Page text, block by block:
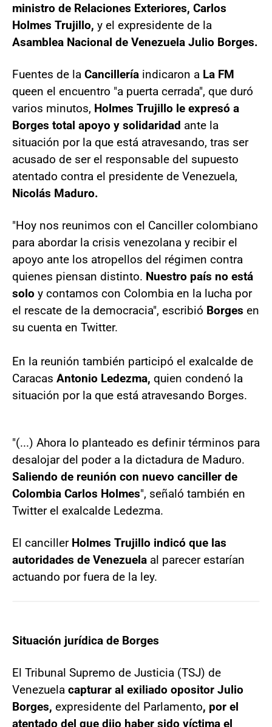
ministro de Relaciones Exteriores, Carlos
Holmes Trujillo, y el expresidente de la
Asamblea Nacional de Venezuela Julio Borges.
Fuentes de la Cancillería indicaron a La FM
queen el encuentro "a puerta cerrada", que duró
varios minutos, Holmes Trujillo le expresó a
Borges total apoyo y solidaridad ante la
situación por la que está atravesando, tras ser
acusado de ser el responsable del supuesto
atentado contra el presidente de Venezuela,
Nicolás Maduro.
"Hoy nos reunimos con el Canciller colombiano
para abordar la crisis venezolana y recibir el
apoyo ante los atropellos del régimen contra
quienes piensan distinto. Nuestro país no está
solo y contamos con Colombia en la lucha por
el rescate de la democracia", escribió Borges en
su cuenta en Twitter.
En la reunión también participó el exalcalde de
Caracas Antonio Ledezma, quien condenó la
situación por la que está atravesando Borges.
"(...) Ahora lo planteado es definir términos para
desalojar del poder a la dictadura de Maduro.
Saliendo de reunión con nuevo canciller de
Colombia Carlos Holmes", señaló también en
Twitter el exalcalde Ledezma.
El canciller Holmes Trujillo indicó que las
autoridades de Venezuela al parecer estarían
actuando por fuera de la ley.
Situación jurídica de Borges
El Tribunal Supremo de Justicia (TSJ) de
Venezuela capturar al exiliado opositor Julio
Borges, expresidente del Parlamento, por el
atentado del que dijo haber sido víctima el